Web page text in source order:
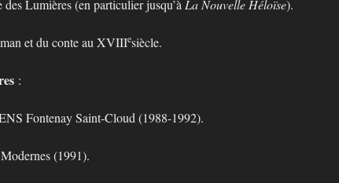
Lumières (en particulier jusqu’à La Nouvelle Héloïse).
et du conte au XVIIIesiècle.
:
Fontenay Saint-Cloud (1988-1992).
(1991).